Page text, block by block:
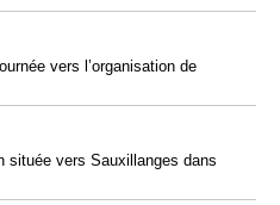
vers l’organisation de
située vers Sauxillanges dans